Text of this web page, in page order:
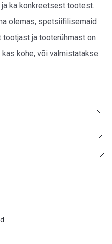
ka konkreetsest tootest.
olemas, spetsiifilisemaid
ja tooterühmast on
kohe, või valmistatakse